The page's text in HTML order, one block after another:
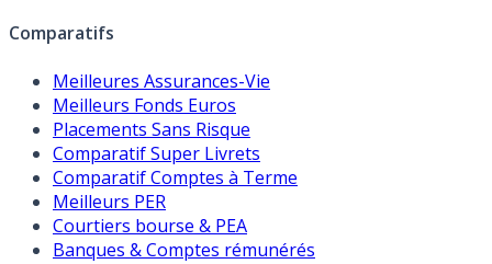
Comparatifs
Meilleures Assurances-Vie
Meilleurs Fonds Euros
Placements Sans Risque
Comparatif Super Livrets
Comparatif Comptes à Terme
Meilleurs PER
Courtiers bourse & PEA
Banques & Comptes rémunérés